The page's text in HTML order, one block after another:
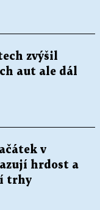
zvýšil
aut ale dál
v
hrdost a
trhy